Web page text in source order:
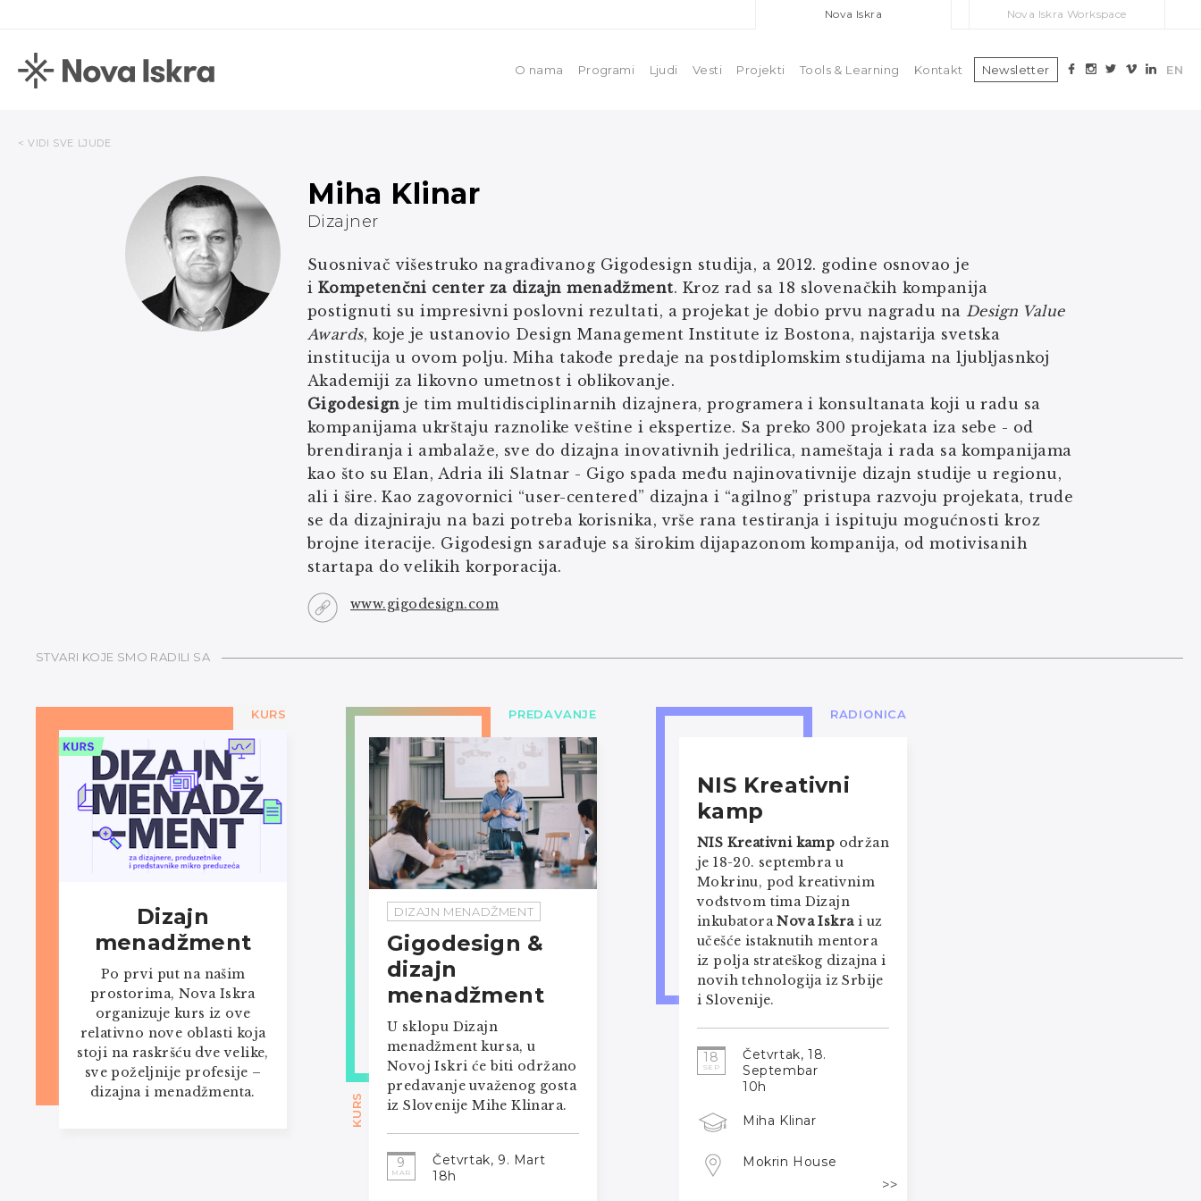
Nova Iskra Nova Iskra Workspace
O nama Programi Ljudi Vesti Projekti Tools & Learning Kontakt Newsletter EN
< VIDI SVE LJUDE
Miha Klinar
Dizajner
Suosnivač višestruko nagrađivanog Gigodesign studija, a 2012. godine osnovao je
i Kompetenčni center za dizajn menadžment. Kroz rad sa 18 slovenačkih kompanija
postignuti su impresivni poslovni rezultati, a projekat je dobio prvu nagradu naDesign Value
Awards, koje je ustanovio Design Management Institute iz Bostona, najstarija svetska
institucija u ovom polju. Miha takođe predaje na postdiplomskim studijama na ljubljasnkoj
Akademiji za likovno umetnost i oblikovanje.
Gigodesignje tim multidisciplinarnih dizajnera, programera i konsultanata koji u radu sa
kompanijama ukrštaju raznolike veštine i ekspertize. Sa preko 300 projekata iza sebe - od
brendiranja i ambalaže, sve do dizajna inovativnih jedrilica, nameštaja i rada sa kompanijama
kao što su Elan, Adria ili Slatnar - Gigo spada među najinovativnije dizajn studije u regionu,
ali i šire. Kao zagovornici “user-centered” dizajna i “agilnog” pristupa razvoju projekata, trude
se da dizajniraju na bazi potreba korisnika, vrše rana testiranja i ispituju mogućnosti kroz
brojne iteracije. Gigodesign sarađuje sa širokim dijapazonom kompanija, od motivisanih
startapa do velikih korporacija.
www.gigodesign.com
STVARI KOJE SMO RADILI SA
KURS
Dizajn
menadžment
Po prvi put na našim
prostorima, Nova Iskra
organizuje kurs iz ove
relativno nove oblasti koja
stoji na raskršću dve velike,
sve poželjnije profesije –
dizajna i menadžmenta.
PREDAVANJE
KURS
DIZAJN MENADŽMENT
Gigodesign &
dizajn
menadžment
U sklopu Dizajn
menadžment kursa, u
Novoj Iskri će biti održano
predavanje uvaženog gosta
iz Slovenije Mihe Klinara.
9
MAR
Četvrtak, 9. Mart
18h
RADIONICA
NIS Kreativni
kamp
NIS Kreativni kamp održan
je 18-20. septembra u
Mokrinu, pod kreativnim
vođstvom tima Dizajn
inkubatoraNova Iskrai uz
učešće istaknutih mentora
iz polja strateškog dizajna i
novih tehnologija iz Srbije
i Slovenije.
18
SEP
Četvrtak, 18.
Septembar
10h
Miha Klinar
Mokrin House